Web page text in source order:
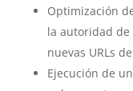
Optimización
la autoridad de
nuevas URLs
Ejecución de